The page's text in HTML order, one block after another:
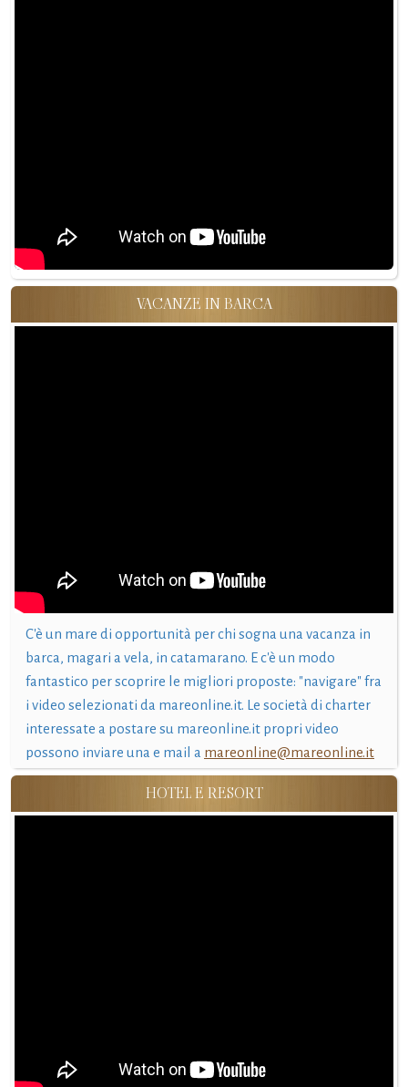
VACANZE IN BARCA
C'è un mare di opportunità per chi sogna una vacanza in
barca, magari a vela, in catamarano. E c'è un modo
fantastico per scoprire le migliori proposte: "navigare" fra
i video selezionati da mareonline.it. Le società di charter
interessate a postare su mareonline.it propri video
possono inviare una e mail a mareonline@mareonline.it
HOTEL E RESORT